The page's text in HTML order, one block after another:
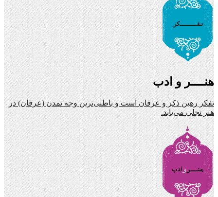
هنــــر و ادب
تفکر رهین ذکر و عرفان است و باطنی‌ترین وجه تمدن (عرفان) در
هنر تجلی می‌یابد.